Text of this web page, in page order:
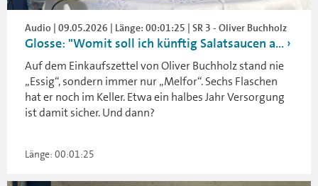
Audio | 09.05.2026 | Länge: 00:01:25 | SR 3 - Oliver Buchholz
Glosse: "Womit soll ich künftig Salatsaucen a...
Auf dem Einkaufszettel von Oliver Buchholz stand nie
„Essig“, sondern immer nur „Melfor“. Sechs Flaschen
hat er noch im Keller. Etwa ein halbes Jahr Versorgung
ist damit sicher. Und dann?
Länge: 00:01:25